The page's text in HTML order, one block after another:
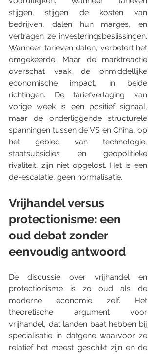
stijgen, stijgen de kosten van
bedrijven, dalen hun marges, en
vertragen ze investeringsbeslissingen.
Wanneer tarieven dalen, verbetert het
omgekeerde. Maar de marktreactie
overschat vaak de onmiddellijke
economische impact, in beide
richtingen. De tariefverlaging van
vorige week is een positief signaal,
maar de onderliggende structurele
spanningen tussen de VS en China, op
het gebied van technologie,
staatsubsidies en geopolitieke
rivaliteit, zijn niet opgelost. Het is een
de-escalatie, geen normalisatie.
Vrijhandel versus
protectionisme: een
oud debat zonder
eenvoudig antwoord
De discussie over vrijhandel en
protectionisme is zo oud als de
moderne economie zelf. Het
theoretische argument voor
vrijhandel, dat landen baat hebben bij
specialisatie in datgene waarvoor ze
relatief het meest geschikt zijn en de